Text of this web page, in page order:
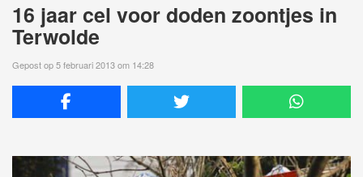
16 jaar cel voor doden zoontjes in
Terwolde
Gepost op 5 februari 2013 om 14:28